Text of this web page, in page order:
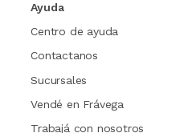
Ayuda
Centro de ayuda
Contactanos
Sucursales
Vendé en Frávega
Trabajá con nosotros